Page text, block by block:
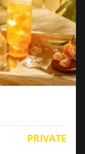
PRIVATE